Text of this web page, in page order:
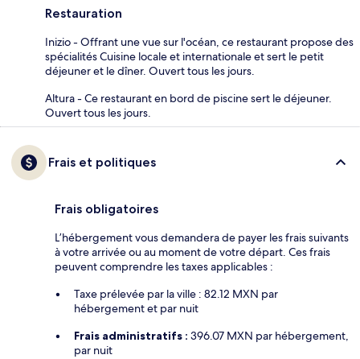
Restauration
Inizio - Offrant une vue sur l'océan, ce restaurant propose des
spécialités Cuisine locale et internationale et sert le petit
déjeuner et le dîner. Ouvert tous les jours.
Altura - Ce restaurant en bord de piscine sert le déjeuner.
Ouvert tous les jours.
Frais et politiques
Frais obligatoires
L’hébergement vous demandera de payer les frais suivants
à votre arrivée ou au moment de votre départ. Ces frais
peuvent comprendre les taxes applicables :
Taxe prélevée par la ville : 82.12 MXN par
hébergement et par nuit
Frais administratifs : 396.07 MXN par hébergement,
par nuit